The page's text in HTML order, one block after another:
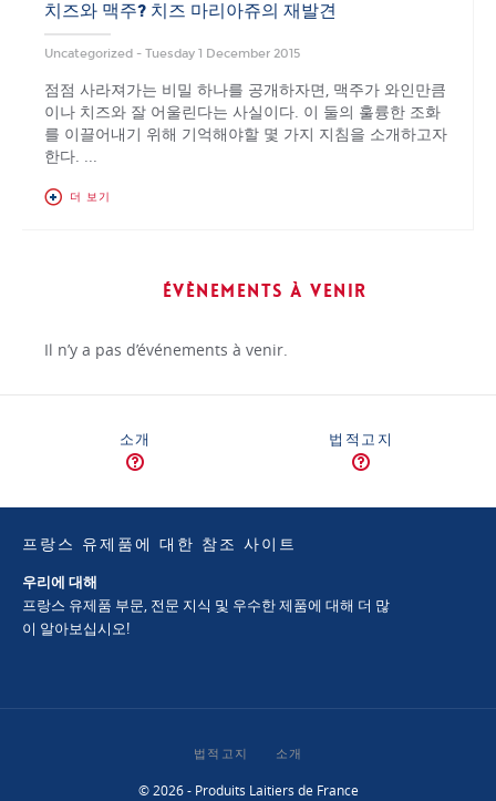
치즈와 맥주? 치즈 마리아쥬의 재발견
Uncategorized - Tuesday 1 December 2015
점점 사라져가는 비밀 하나를 공개하자면, 맥주가 와인만큼
이나 치즈와 잘 어울린다는 사실이다. 이 둘의 훌륭한 조화
를 이끌어내기 위해 기억해야할 몇 가지 지침을 소개하고자
한다. ...
더 보기
Évènements à venir
Il n’y a pas d’événements à venir.
소개 법적고지
프랑스 유제품에 대한 참조 사이트
우리에 대해
프랑스 유제품 부문, 전문 지식 및 우수한 제품에 대해 더 많
이 알아보십시오!
법적고지 소개
© 2026 - Produits Laitiers de France